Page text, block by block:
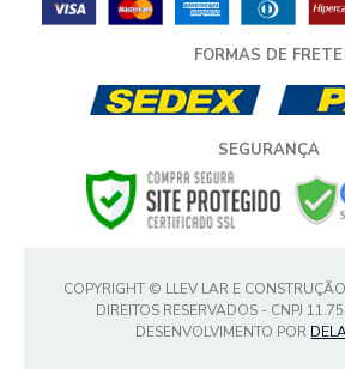
FORMAS DE FRETE
SEGURANÇA
COPYRIGHT © LLEV LAR E
DIREITOS RESERVADOS - CNPJ
DESENVOLVIMENTO POR